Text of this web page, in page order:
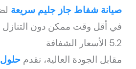
صيانة شفاط جاز جليم سريعة
في أقل وقت ممكن دون التنازل
5.2 الأسعار الشفافة
مقابل الجودة العالية، نقدمحلول